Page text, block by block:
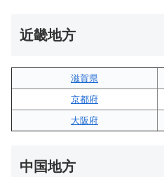
近畿地方
滋賀県
京都府
大阪府
中国地方